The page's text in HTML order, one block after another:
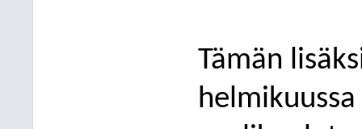
Tämän lisä